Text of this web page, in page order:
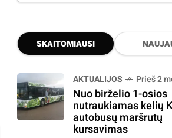
SKAITOMIAUSI
AKTUALIJOS Prieš 2
Nuo birželio 1-osios
nutraukiamas kelių
autobusų maršrutų
kursavimas